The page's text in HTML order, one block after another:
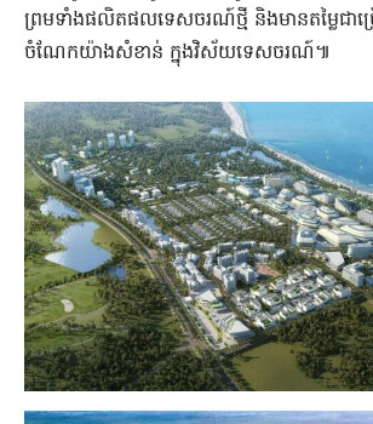
ព្រមទាំងផលិតផលទេសចរណ៍ថ្មី និងមានតម្លៃជាច្
ចំណែកយ៉ាងសំខាន់ ក្នុងវិស័យទេសចរណ៍៕